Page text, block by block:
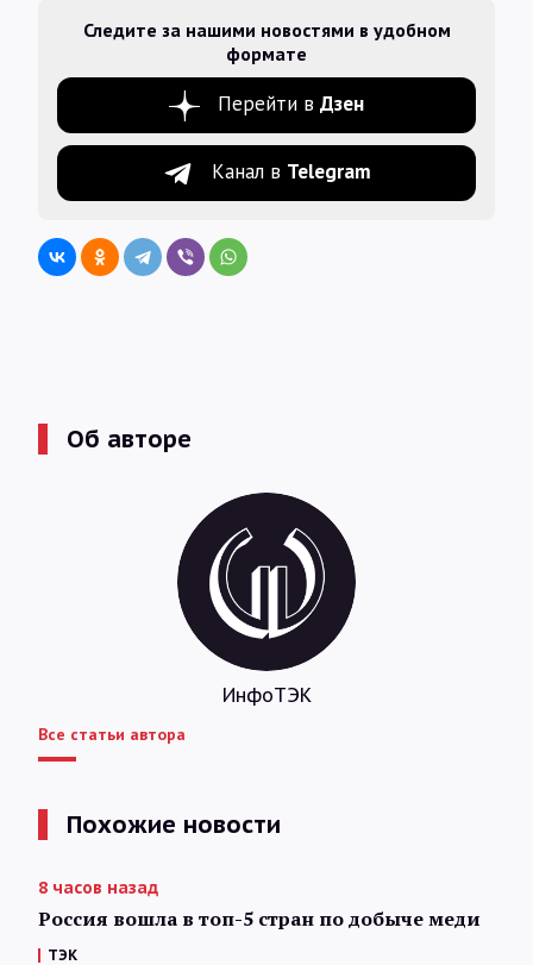
Следите за нашими новостями в удобном
формате
Перейти в Дзен
Канал в Telegram
Об авторе
ИнфоТЭК
Все статьи автора
Похожие новости
8 часов назад
Россия вошла в топ-5 стран по добыче меди
ТЭК